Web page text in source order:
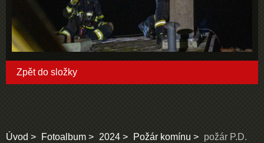
Zpět do složky
Úvod Fotoalbum 2024 Požár komínu
požár P.D.